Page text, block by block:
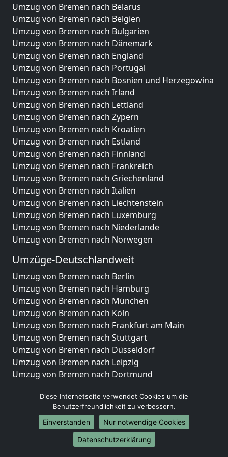
Umzug von Bremen nach Belarus
Umzug von Bremen nach Belgien
Umzug von Bremen nach Bulgarien
Umzug von Bremen nach Dänemark
Umzug von Bremen nach England
Umzug von Bremen nach Portugal
Umzug von Bremen nach Bosnien und Herzegowina
Umzug von Bremen nach Irland
Umzug von Bremen nach Lettland
Umzug von Bremen nach Zypern
Umzug von Bremen nach Kroatien
Umzug von Bremen nach Estland
Umzug von Bremen nach Finnland
Umzug von Bremen nach Frankreich
Umzug von Bremen nach Griechenland
Umzug von Bremen nach Italien
Umzug von Bremen nach Liechtenstein
Umzug von Bremen nach Luxemburg
Umzug von Bremen nach Niederlande
Umzug von Bremen nach Norwegen
Umzüge-Deutschlandweit
Umzug von Bremen nach Berlin
Umzug von Bremen nach Hamburg
Umzug von Bremen nach München
Umzug von Bremen nach Köln
Umzug von Bremen nach Frankfurt am Main
Umzug von Bremen nach Stuttgart
Umzug von Bremen nach Düsseldorf
Umzug von Bremen nach Leipzig
Umzug von Bremen nach Dortmund
Umzug von Bremen nach Bremen
Umzug von Bremen nach Dresden
Umzug von Bremen nach Hannover
Umzug von Bremen nach Nürnberg
Umzug von Bremen nach Duisburg
Diese Internetseite verwendet Cookies um die
Benutzerfreundlichkeit zu verbessern.
Einverstanden
Nur notwendige Cookies
Datenschutzerklärung